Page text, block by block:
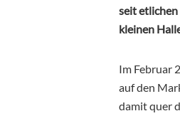
seit etlichen
kleinen
Im Februar
auf den
damit quer